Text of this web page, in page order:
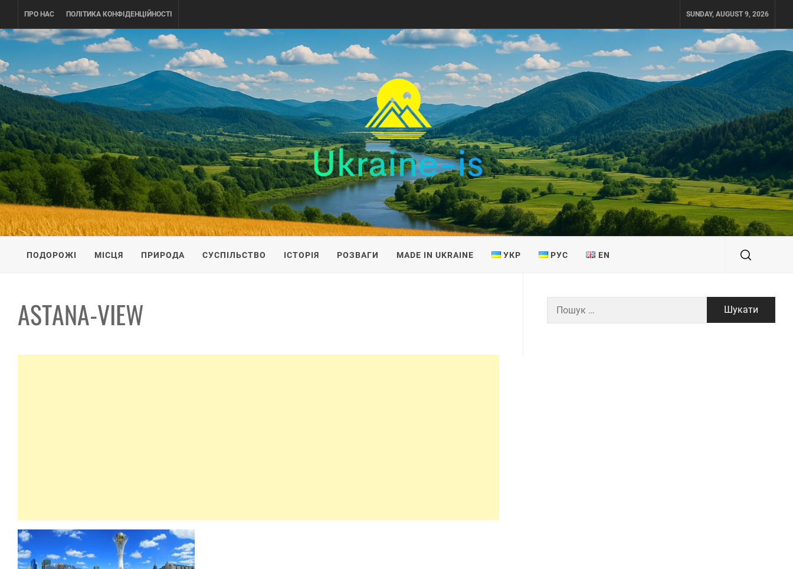
content
ПРО НАС ПОЛІТИКА КОНФІДЕНЦІЙНОСТІ SUNDAY, AUGUST 9, 2026
UKRAINE-IS
ПОДОРОЖI ПО УКРАЇНІ
ПОДОРОЖІ МІСЦЯ ПРИРОДА СУСПІЛЬСТВО ІСТОРІЯ РОЗВАГИ MADE IN UKRAINE УКР РУС EN
ASTANA-VIEW